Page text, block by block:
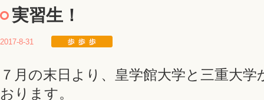
実習生！
2017-8-31
７月の末日より、皇学館大学と三重大
おります。